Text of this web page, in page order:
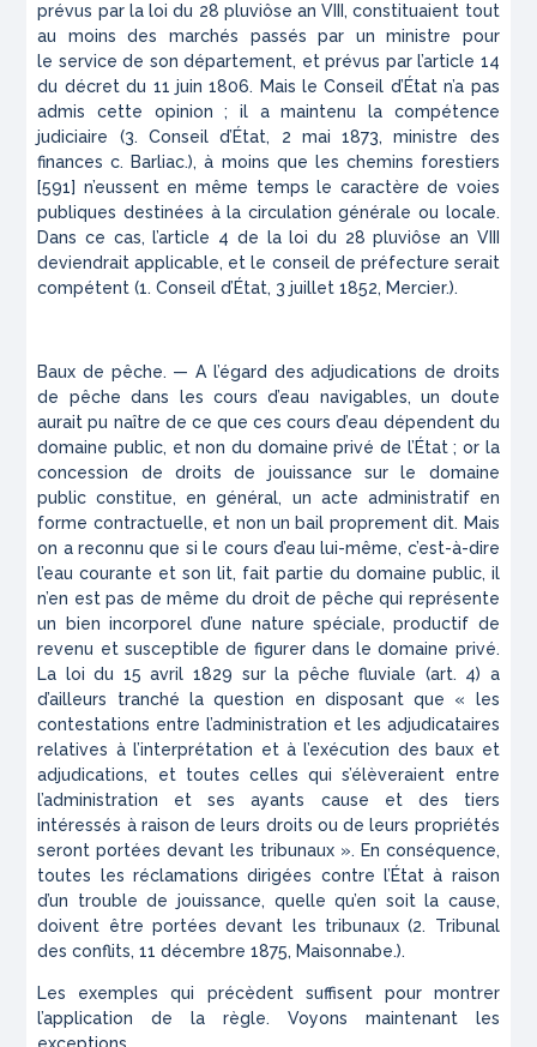
prévus par la loi du 28 pluviôse an VIII,constituaient tout
au moins des marchés passés par un ministre pour
le servicede son département, et prévus par l’article 14
du décret du 11 juin1806. Mais le Conseil d’État n’a pas
admis cette opinion
; il amaintenu la compétence
judiciaire (3. Conseil d’État, 2 mai 1873, ministre des
finances c. Barliac.), à moins que les chemins forestiers
[591] n’eussent en même temps le caractère de voies
publiques destinées à la circulation générale ou locale.
Dans ce cas, l’article 4 de la loi du 28 pluviôse an VIII
deviendrait applicable, et le conseil de préfecture serait
compétent (1. Conseil d’État, 3 juillet 1852, Mercier.).
Baux de pêche. — A l’égard des adjudications de droits
de pêche dans les cours d’eau navigables, un doute
aurait pu naître de ce que ces cours d’eau dépendent du
domaine public, et non du domaine privé de l’État ; or la
concession de droits de jouissance sur le domaine
public constitue, en général, un acte administratif en
forme contractuelle, et non un bail proprement dit. Mais
on a reconnu que si le cours d’eau lui-même, c’est-à-dire
l’eau courante et son lit, fait partie du domaine public, il
n’en est pas de même du droit de pêche qui représente
un bien incorporel d’une nature spéciale, productif de
revenu et susceptible de figurer dans le domaine privé.
La loi du 15 avril 1829 sur la pêche fluviale (art. 4) a
d’ailleurs tranché la question en disposant que « les
contestations entre l’administration et les adjudicataires
relatives à l’interprétation et à l’exécution des baux et
adjudications, et toutes celles qui s’élèveraient entre
l’administration et ses ayants cause et des tiers
intéressés à raison de leurs droits ou de leurs propriétés
seront portées devant les tribunaux ». En conséquence,
toutes les réclamations dirigées contre l’État à raison
d’un trouble de jouissance, quelle qu’en soit la cause,
doivent être portées devant les tribunaux (2. Tribunal
des conflits, 11 décembre 1875, Maisonnabe.).
Les exemples qui précèdent suffisent pour montrer
l’application de la règle. Voyons maintenant les